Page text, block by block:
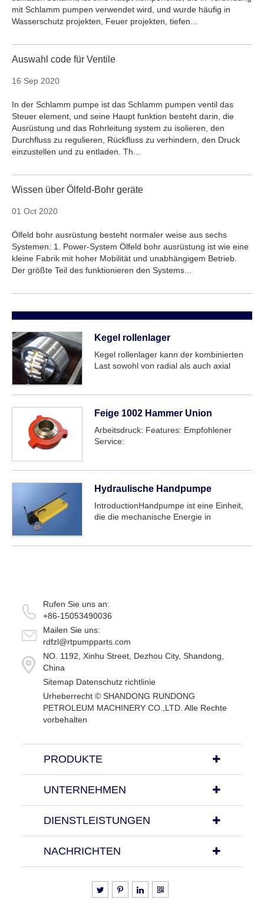
mit Schlamm pumpen verwendet wird, und wurde häufig in
Wasserschutz projekten, Feuer projekten, tiefen...
Auswahl code für Ventile
16 Sep 2020
In der Schlamm pumpe ist das Schlamm pumpen ventil das
Steuer element, und seine Haupt funktion besteht darin, die
Ausrüstung und das Rohrleitung system zu isolieren, den
Durchfluss zu regulieren, Rückfluss zu verhindern, den Druck
einzustellen und zu entladen. Th...
Wissen über Ölfeld-Bohr geräte
01 Oct 2020
Ölfeld bohr ausrüstung besteht normaler weise aus sechs
Systemen: 1. Power-System Ölfeld bohr ausrüstung ist wie eine
kleine Fabrik mit hoher Mobilität und unabhängigem Betrieb.
Der größte Teil des funktionieren den Systems...
Kegel rollenlager
Kegel rollenlager kann der kombinierten
Last sowohl von radial als auch axial
Kegel rolle sei...
Feige 1002 Hammer Union
Arbeitsdruck: Features: Empfohlener
Service:
Hydraulische Handpumpe
IntroductionHandpumpe ist eine Einheit,
die die mechanische Energie in
Rufen Sie uns an:
+86-15053490036
Mailen Sie uns:
rdfzl@rtpumpparts.com
NO. 1192, Xinhu Street, Dezhou City, Shandong,
China
Sitemap Datenschutz richtlinie
Urheberrecht © SHANDONG RUNDONG
PETROLEUM MACHINERY CO.,LTD. Alle Rechte
vorbehalten
PRODUKTE
UNTERNEHMEN
DIENSTLEISTUNGEN
NACHRICHTEN